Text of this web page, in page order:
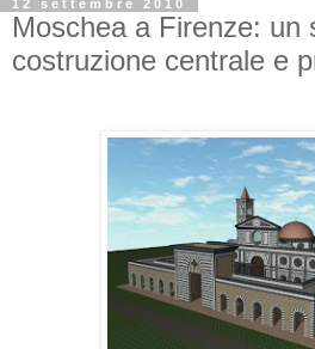
12 settembre 2010
Moschea a Firenze: un
costruzione centrale e